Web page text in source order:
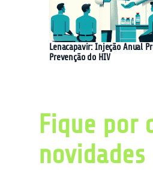
Lenacapavir: Injeção Anual
Prevenção do HIV
Fique por
novidades